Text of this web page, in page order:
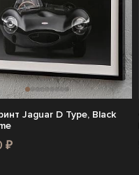
Jaguar D Type, Black
₽